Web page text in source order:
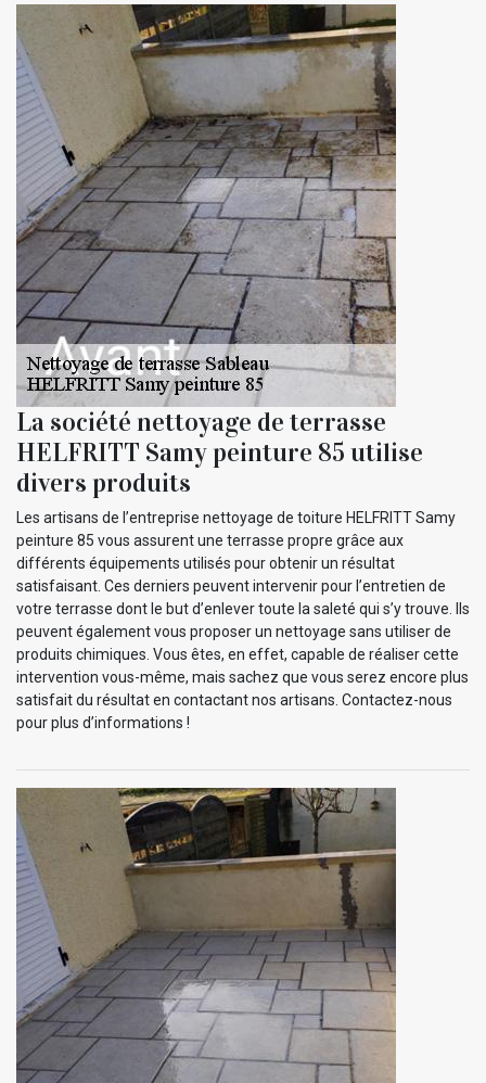
La société nettoyage de terrasse
HELFRITT Samy peinture 85 utilise
divers produits
Les artisans de l’entreprise nettoyage de toiture HELFRITT Samy
peinture 85 vous assurent une terrasse propre grâce aux
différents équipements utilisés pour obtenir un résultat
satisfaisant. Ces derniers peuvent intervenir pour l’entretien de
votre terrasse dont le but d’enlever toute la saleté qui s’y trouve. Ils
peuvent également vous proposer un nettoyage sans utiliser de
produits chimiques. Vous êtes, en effet, capable de réaliser cette
intervention vous-même, mais sachez que vous serez encore plus
satisfait du résultat en contactant nos artisans. Contactez-nous
pour plus d’informations !